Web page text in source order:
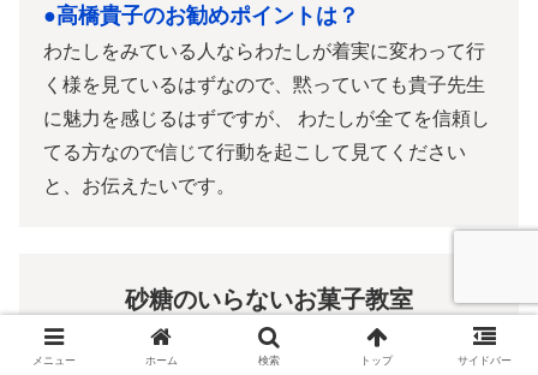
●高橋貴子のお勧めポイントは？
わたしをみている人ならわたしが着実に変わって行
く様を見ているはずなので、黙っていても貴子先生
に魅力を感じるはずですが、 わたしが全てを信頼し
てる方なので信じて行動を起こして見てください
と、お伝えたいです。
砂糖のいらないお菓子教室
ＥＭＩ ＣＨＡＲＭＥ
メニュー ホーム 検索 トップ サイドバー